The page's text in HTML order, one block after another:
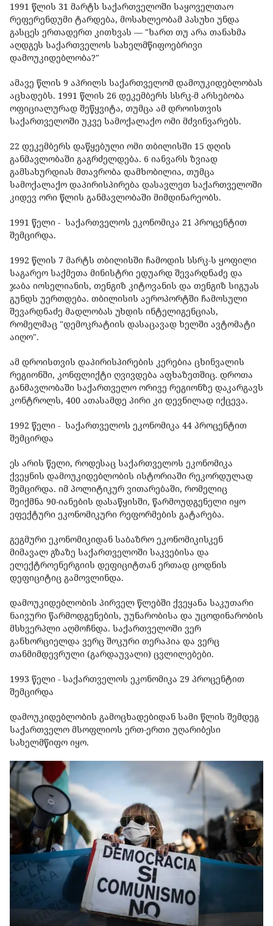
1991 წლის 31 მარტს საქართველოში საყოველთაო
რეფერენდუმი ტარდება, მოსახლეობამ პასუხი უნდა
გასცეს ერთადერთ კითხვას — "ხართ თუ არა თანახმა
აღდგეს საქართველოს სახელმწიფოებრივი
დამოუკიდებლობა?"
ამავე წლის 9 აპრილს საქართველომ დამოუკიდებლობას
აცხადებს. 1991 წლის 26 დეკემბერს სსრკ-მ არსებობა
ოფიციალურად შეწყვიტა, თუმცა ამ დროისთვის
საქართველოში უკვე სამოქალაქო ომი მძვინვარებს.
22 დეკემბერს დაწყებული ომი თბილისში 15 დღის
განმავლობაში გაგრძელდება. 6 იანვარს ზვიად
გამსახურდიას მთავრობა დამხობილია, თუმცა
სამოქალაქო დაპირისპირება დასავლეთ საქართველოში
კიდევ ორი წლის განმავლობაში მიმდინარეობს.
1991 წელი - საქართველოს ეკონომიკა 21 პროცენტით
შემცირდა.
1992 წლის 7 მარტს თბილისში ჩამოდის სსრკ-ს ყოფილი
საგარეო საქმეთა მინისტრი ედუარდ შევარდნაძე და
ჯაბა იოსელიანის, თენგიზ კიტოვანის და თენგიზ სიგუას
გუნდს უერთდება. თბილისის აეროპორტში ჩამოსული
შევარდნაძე მადლობას უხდის ინტელიგენციას,
რომელმაც "დემოკრატიის დასაცავად ხელში ავტომატი
აიღო".
ამ დროისთვის დაპირისპირების კერებია ცხინვალის
რეგიონში, კონფლიქტი ღვივდება აფხაზეთშიც. დროთა
განმავლობაში საქართველო ორივე რეგიონზე დაკარგავს
კონტროლს, 400 ათასამდე პირი კი დევნილად იქცევა.
1992 წელი - საქართველოს ეკონომიკა 44 პროცენტით
შემცირდა
ეს არის წელი, როდესაც საქართველოს ეკონომიკა
ქვეყნის დამოუკიდებლობის ისტორიაში რეკორდულად
შემცირდა. იმ პოლიტიკურ ვითარებაში, რომელიც
შეიქმნა 90-იანების დასაწყისში, წარმოუდგენელი იყო
ეფექტური ეკონომიკური რეფორმების გატარება.
გეგმური ეკონომიკიდან საბაზრო ეკონომიკისკენ
მიმავალ გზაზე საქართველოში საკვებისა და
ელექტროენერგიის დეფიციტთან ერთად ცოდნის
დეფიციტიც გამოვლინდა.
დამოუკიდებლობის პირველ წლებში ქვეყანა საკუთარი
ნაივური წარმოდგენების, უუნარობისა და უცოდინარობის
მსხვერპლი აღმოჩნდა. საქართველოში ვერ
განხორციელდა ვერც შოკური თერაპია და ვერც
თანმიმდევრული (გარდაუვალი) ცვლილებები.
1993 წელი - საქართველოს ეკონომიკა 29 პროცენტით
შემცირდა
დამოუკიდებლობის გამოცხადებიდან სამი წლის შემდეგ
საქართველო მსოფლიოს ერთ-ერთი უღარიბესი
სახელმწიფო იყო.